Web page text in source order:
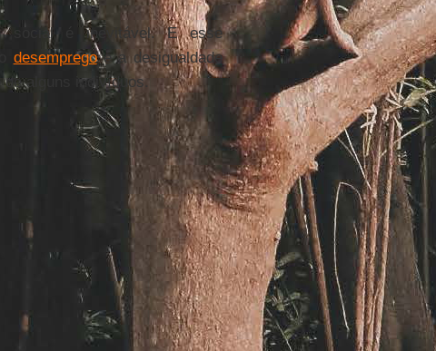
social é inevitável. E esse
desempregoe a desigualdade
alguns indivíduos.